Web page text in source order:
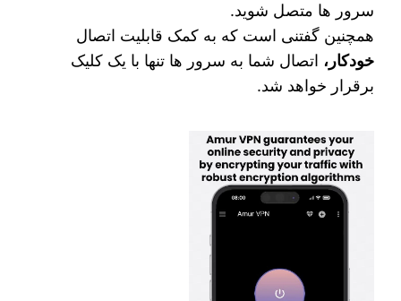
سرور ها متصل شوید.
همچنین گفتنی است که به کمک قابلیت اتصال
خودکار، اتصال شما به سرور ها تنها با یک کلیک
برقرار خواهد شد.